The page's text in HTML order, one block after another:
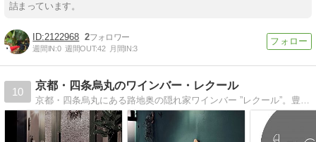
詰まっています。
2122968 2
週間IN:0 週間OUT:42 月間IN:3
10
京都・四条烏丸のワインバー・レクール